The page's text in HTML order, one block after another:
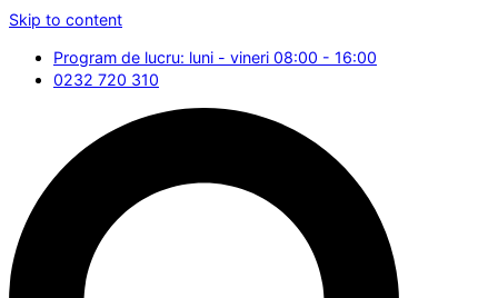
Skip to content
Program de lucru: luni - vineri 08:00 - 16:00
0232 720 310